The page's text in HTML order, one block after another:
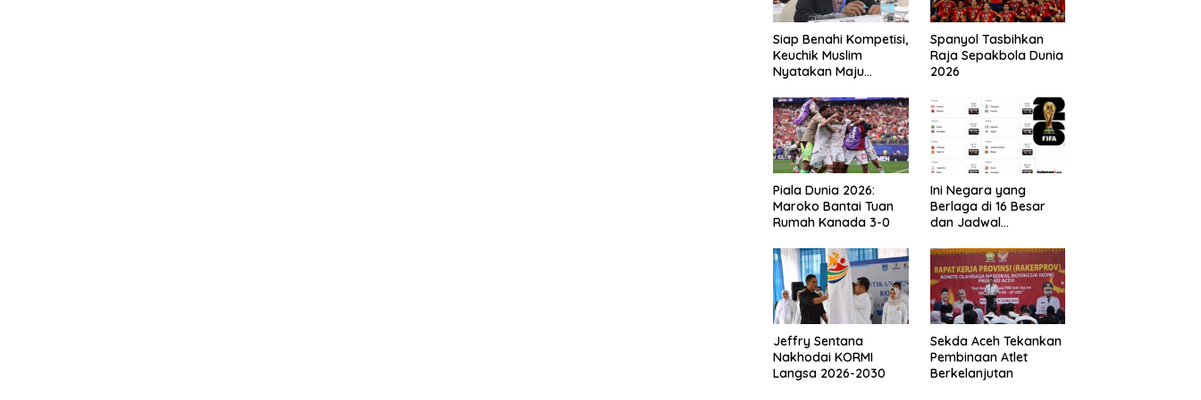
Siap Benahi Kompetisi,
Keuchik Muslim
Nyatakan Maju
Asprov PSSI Aceh
Spanyol Tasbihkan
Raja Sepakbola Dunia
2026
Piala Dunia 2026:
Maroko Bantai Tuan
Rumah Kanada 3-0
Ini Negara yang
Berlaga di 16 Besar
dan Jadwal
Perdelapan final Piala
Dunia 2026
Jeffry Sentana
Nakhodai KORMI
Langsa 2026-2030
Sekda Aceh Tekankan
Pembinaan Atlet
Berkelanjutan